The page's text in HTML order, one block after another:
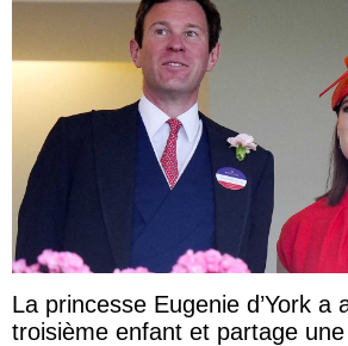
La princesse Eugenie d’York a
troisième enfant et partage